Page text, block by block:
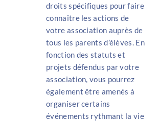
droits spécifiques pour faire
connaître les actions de
votre association auprès de
tous les parents d’élèves. En
fonction des statuts et
projets défendus par votre
association, vous pourrez
également être amenés à
organiser certains
événements rythmant la vie